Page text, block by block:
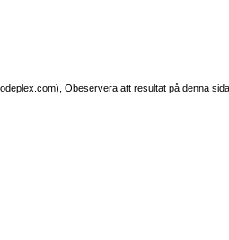
Obeservera att resultat på denna